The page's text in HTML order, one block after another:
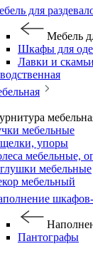
для
Мебель
Шкафы для
Лавки и
мебельные
упоры
мебельные,
мебельные
мебельный
Пантографы